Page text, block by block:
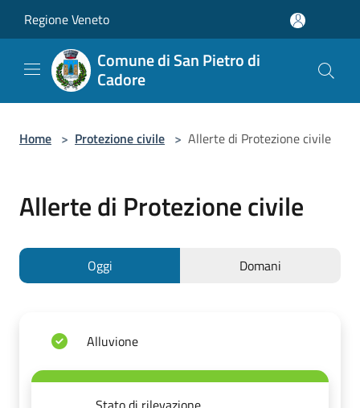
Regione Veneto
Comune di San Pietro di
Cadore
Home > Protezione civile > Allerte di Protezione civile
Allerte di Protezione civile
Oggi Domani
Alluvione